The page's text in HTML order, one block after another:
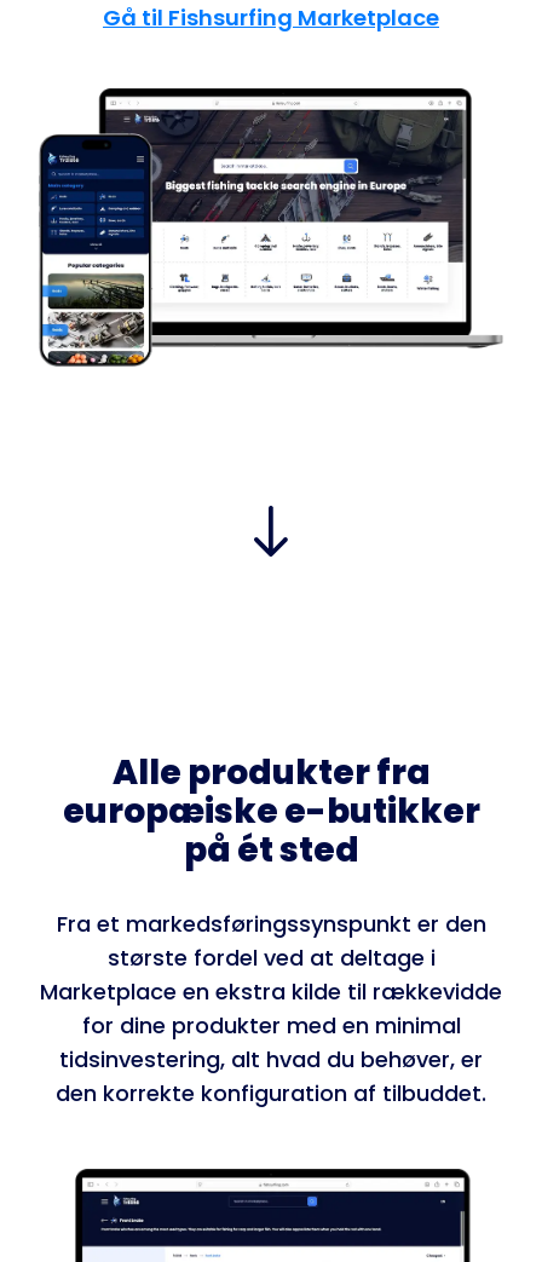
Gå til Fishsurfing Marketplace
Alle produkter fra
europæiske e-butikker
på ét sted
Fra et markedsføringssynspunkt er den
største fordel ved at deltage i
Marketplace en ekstra kilde til rækkevidde
for dine produkter med en minimal
tidsinvestering, alt hvad du behøver, er
den korrekte konfiguration af tilbuddet.